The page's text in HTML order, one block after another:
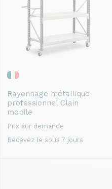
Rayonnage métallique
professionnel Clain
mobile
Prix sur demande
Recevez le sous 7 jours